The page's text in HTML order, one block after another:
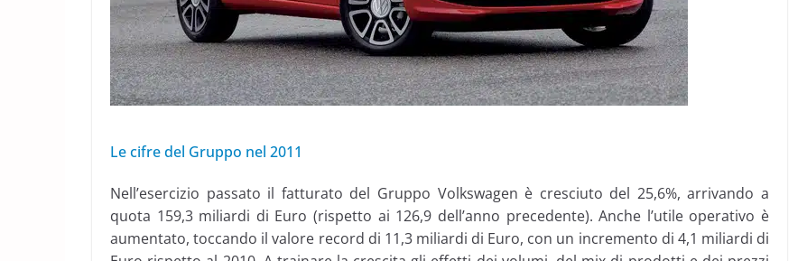
Le cifre del Gruppo nel 2011
Nell’esercizio passato il fatturato del Gruppo Volkswagen è cresciuto del 25,6%, arrivando a
quota 159,3 miliardi di Euro (rispetto ai 126,9 dell’anno precedente). Anche l’utile operativo è
aumentato, toccando il valore record di 11,3 miliardi di Euro, con un incremento di 4,1 miliardi di